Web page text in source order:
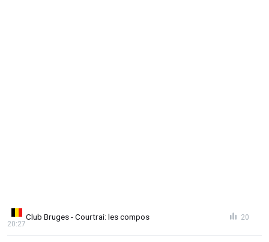
Club Bruges - Courtrai: les compos
20:27
20